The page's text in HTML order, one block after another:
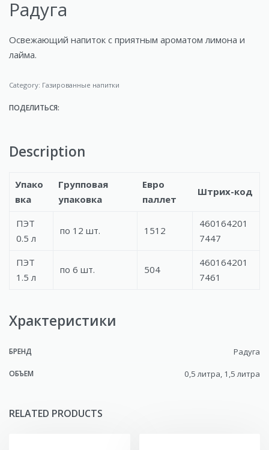
Радуга
Освежающий напиток с приятным ароматом лимона и
лайма.
Category: Газированные напитки
ПОДЕЛИТЬСЯ:
Description
Упако
вка
Групповая
упаковка
Евро
паллет
Штрих-код
ПЭТ
0.5 л
по 12 шт. 1512
460164201
7447
ПЭТ
1.5 л
по 6 шт. 504
460164201
7461
Храктеристики
БРЕНД Радуга
ОБЪЕМ 0,5 литра, 1,5 литра
RELATED PRODUCTS